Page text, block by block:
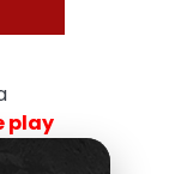
play